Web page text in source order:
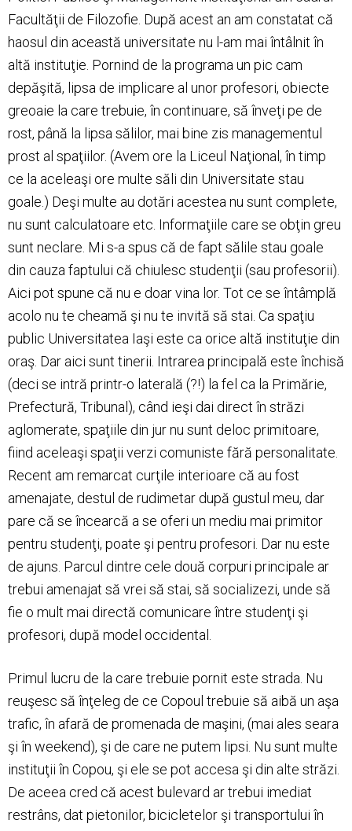
Facultăţii de Filozofie. După acest an am constatat că
haosul din această universitate nu l-am mai întâlnit în
altă instituţie. Pornind de la programa un pic cam
depăşită, lipsa de implicare al unor profesori, obiecte
greoaie la care trebuie, în continuare, să înveţi pe de
rost, până la lipsa sălilor, mai bine zis managementul
prost al spaţiilor. (Avem ore la Liceul Naţional, în timp
ce la aceleaşi ore multe săli din Universitate stau
goale.) Deşi multe au dotări acestea nu sunt complete,
nu sunt calculatoare etc. Informaţiile care se obţin greu
sunt neclare. Mi s-a spus că de fapt sălile stau goale
din cauza faptului că chiulesc studenţii (sau profesorii).
Aici pot spune că nu e doar vina lor. Tot ce se întâmplă
acolo nu te cheamă şi nu te invită să stai. Ca spaţiu
public Universitatea Iaşi este ca orice altă instituţie din
oraş. Dar aici sunt tinerii. Intrarea principală este închisă
(deci se intră printr-o laterală (?!) la fel ca la Primărie,
Prefectură, Tribunal), când ieşi dai direct în străzi
aglomerate, spaţiile din jur nu sunt deloc primitoare,
fiind aceleaşi spaţii verzi comuniste fără personalitate.
Recent am remarcat curţile interioare că au fost
amenajate, destul de rudimetar după gustul meu, dar
pare că se încearcă a se oferi un mediu mai primitor
pentru studenţi, poate şi pentru profesori. Dar nu este
de ajuns. Parcul dintre cele două corpuri principale ar
trebui amenajat să vrei să stai, să socializezi, unde să
fie o mult mai directă comunicare între studenţi şi
profesori, după model occidental.
Primul lucru de la care trebuie pornit este strada. Nu
reuşesc să înţeleg de ce Copoul trebuie să aibă un aşa
trafic, în afară de promenada de maşini, (mai ales seara
şi în weekend), şi de care ne putem lipsi. Nu sunt multe
instituţii în Copou, şi ele se pot accesa şi din alte străzi.
De aceea cred că acest bulevard ar trebui imediat
restrâns, dat pietonilor, bicicletelor şi transportului în